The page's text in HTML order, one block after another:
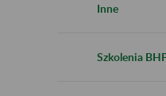
Inne
Szkolenia